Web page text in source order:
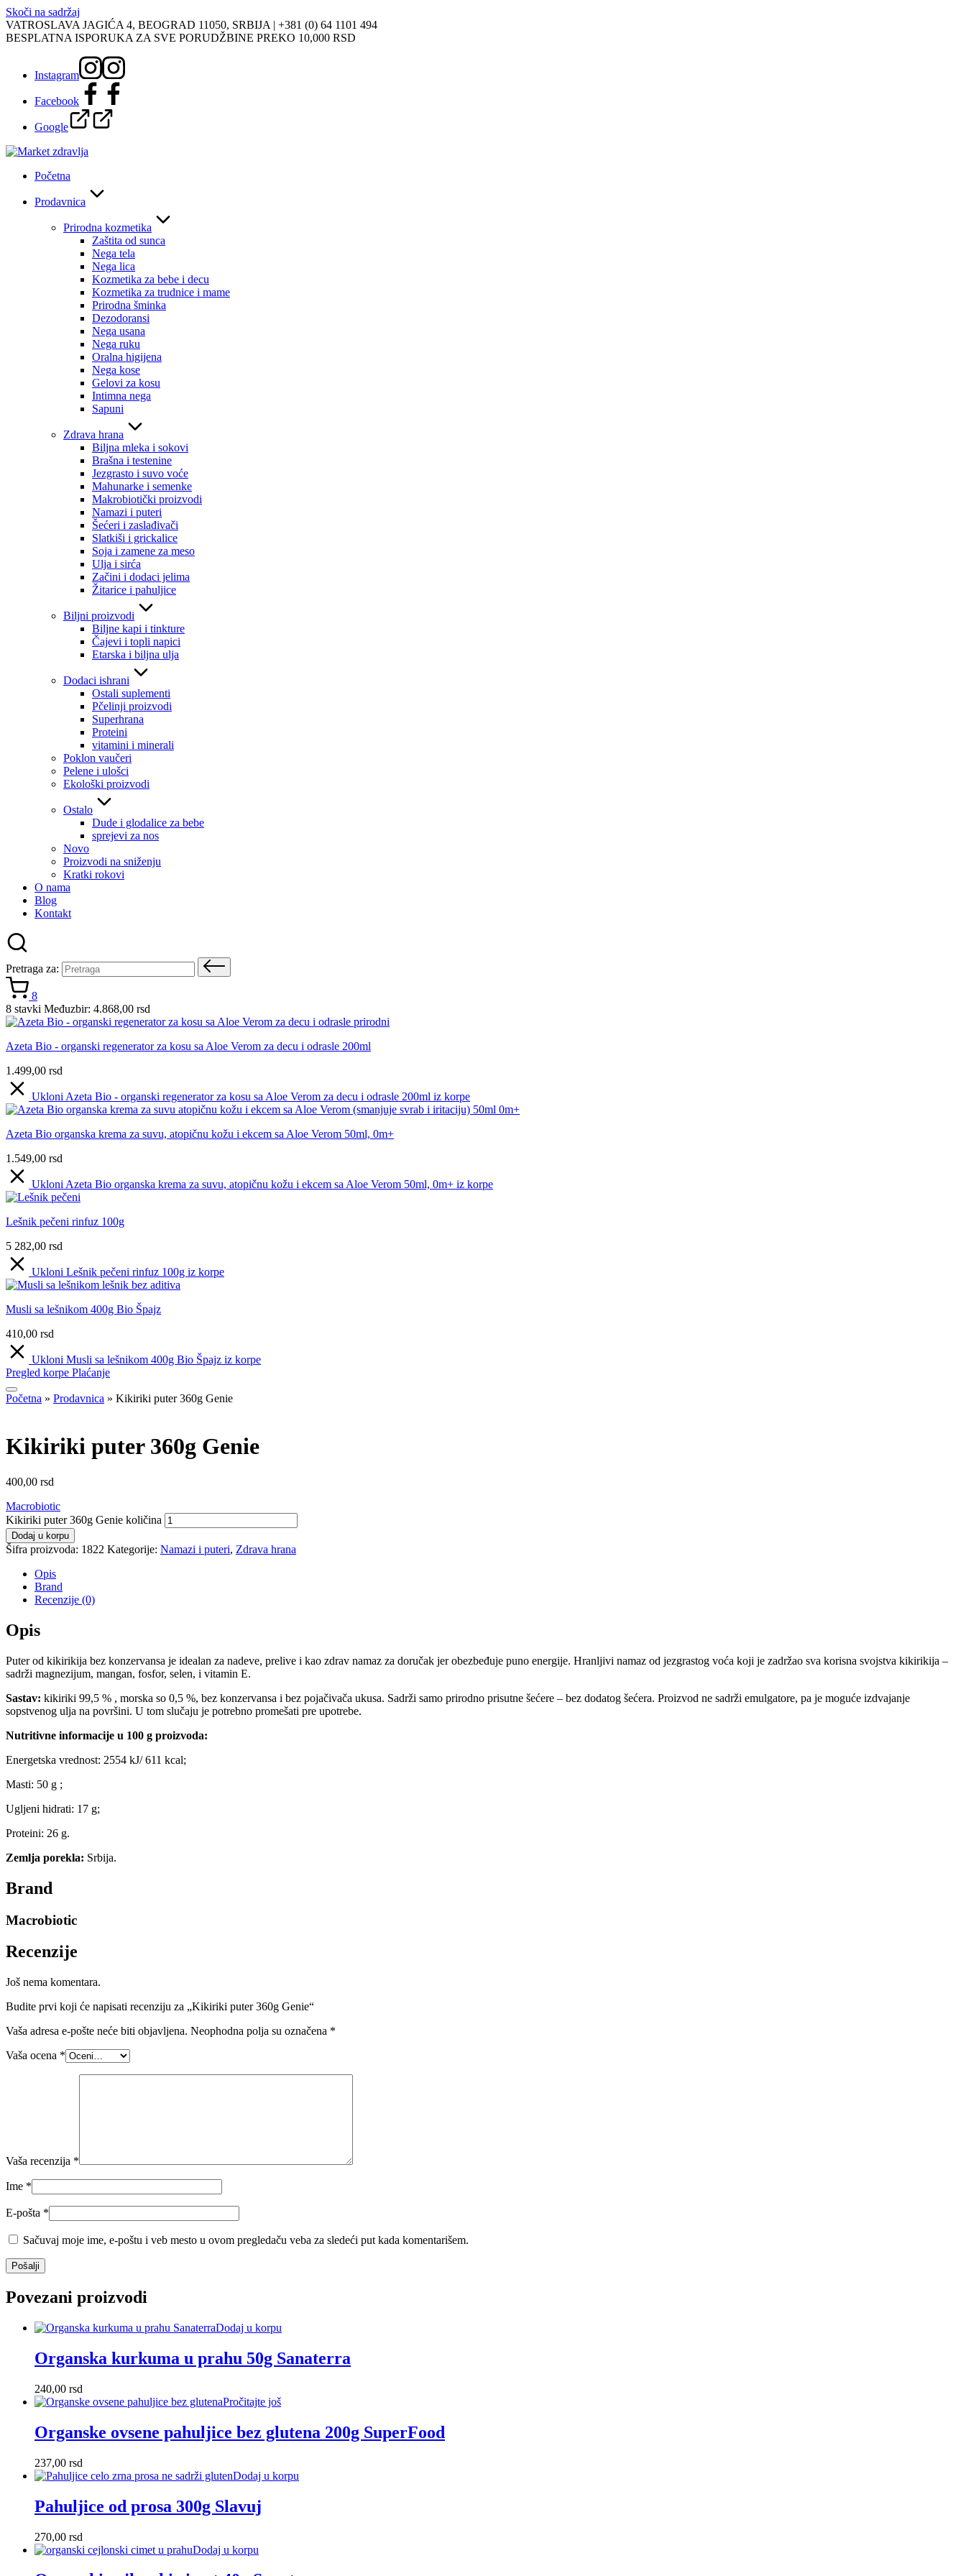
Skoči na sadržaj
VATROSLAVA JAGIĆA 4, BEOGRAD 11050, SRBIJA | +381 (0) 64 1101 494
BESPLATNA ISPORUKA ZA SVE PORUDŽBINE PREKO 10,000 RSD
Instagram
Facebook
Google
Početna
Prodavnica
Prirodna kozmetika
Zaštita od sunca
Nega tela
Nega lica
Kozmetika za bebe i decu
Kozmetika za trudnice i mame
Prirodna šminka
Dezodoransi
Nega usana
Nega ruku
Oralna higijena
Nega kose
Gelovi za kosu
Intimna nega
Sapuni
Zdrava hrana
Biljna mleka i sokovi
Brašna i testenine
Jezgrasto i suvo voće
Mahunarke i semenke
Makrobiotički proizvodi
Namazi i puteri
Šećeri i zaslađivači
Slatkiši i grickalice
Soja i zamene za meso
Ulja i sirća
Začini i dodaci jelima
Žitarice i pahuljice
Biljni proizvodi
Biljne kapi i tinkture
Čajevi i topli napici
Etarska i biljna ulja
Dodaci ishrani
Ostali suplementi
Pčelinji proizvodi
Superhrana
Proteini
vitamini i minerali
Poklon vaučeri
Pelene i ulošci
Ekološki proizvodi
Ostalo
Dude i glodalice za bebe
sprejevi za nos
Novo
Proizvodi na sniženju
Kratki rokovi
O nama
Blog
Kontakt
Pretraga za:
8
8 stavki Međuzbir: 4.868,00 rsd
Azeta Bio - organski regenerator za kosu sa Aloe Verom za decu i odrasle 200ml
1.499,00 rsd
Ukloni Azeta Bio - organski regenerator za kosu sa Aloe Verom za decu i odrasle 200ml iz korpe
Azeta Bio organska krema za suvu, atopičnu kožu i ekcem sa Aloe Verom 50ml, 0m+
1.549,00 rsd
Ukloni Azeta Bio organska krema za suvu, atopičnu kožu i ekcem sa Aloe Verom 50ml, 0m+ iz korpe
Lešnik pečeni rinfuz 100g
5 282,00 rsd
Ukloni Lešnik pečeni rinfuz 100g iz korpe
Musli sa lešnikom 400g Bio Špajz
410,00 rsd
Ukloni Musli sa lešnikom 400g Bio Špajz iz korpe
Pregled korpe Plaćanje
Početna » Prodavnica » Kikiriki puter 360g Genie
Kikiriki puter 360g Genie
400,00 rsd
Macrobiotic
Kikiriki puter 360g Genie količina
Dodaj u korpu
Šifra proizvoda: 1822 Kategorije: Namazi i puteri, Zdrava hrana
Opis
Brand
Recenzije (0)
Opis
Puter od kikirikija bez konzervansa je idealan za nadeve, prelive i kao zdrav namaz za doručak jer obezbeđuje puno energije. Hranljivi namaz od jezgrastog voća koji je zadržao sva korisna svojstva kikirikija –
sadrži magnezijum, mangan, fosfor, selen, i vitamin E.
Sastav: kikiriki 99,5 % , morska so 0,5 %, bez konzervansa i bez pojačivača ukusa. Sadrži samo prirodno prisutne šećere – bez dodatog šećera. Proizvod ne sadrži emulgatore, pa je moguće izdvajanje
sopstvenog ulja na površini. U tom slučaju je potrebno promešati pre upotrebe.
Nutritivne informacije u 100 g proizvoda:
Energetska vrednost: 2554 kJ/ 611 kcal;
Masti: 50 g ;
Ugljeni hidrati: 17 g;
Proteini: 26 g.
Zemlja porekla: Srbija.
Brand
Macrobiotic
Recenzije
Još nema komentara.
Budite prvi koji će napisati recenziju za „Kikiriki puter 360g Genie“
Vaša adresa e-pošte neće biti objavljena. Neophodna polja su označena *
Vaša ocena *
Vaša recenzija *
Ime *
E-pošta *
Sačuvaj moje ime, e-poštu i veb mesto u ovom pregledaču veba za sledeći put kada komentarišem.
Povezani proizvodi
Dodaj u korpu
Organska kurkuma u prahu 50g Sanaterra
240,00 rsd
Pročitajte još
Organske ovsene pahuljice bez glutena 200g SuperFood
237,00 rsd
Dodaj u korpu
Pahuljice od prosa 300g Slavuj
270,00 rsd
Dodaj u korpu